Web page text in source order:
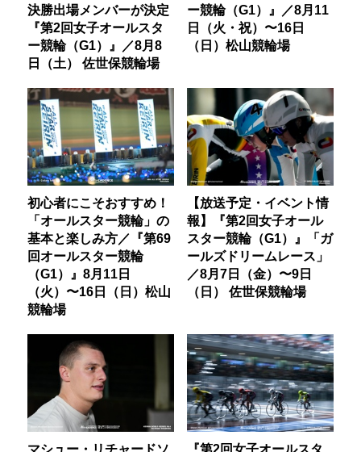
決勝出場メンバーが決定
『第2回女子オールスタ
ー競輪（G1）』／8月8
日（土） 佐世保競輪場
ー競輪（G1）』／8月11
日（火・祝）〜16日
（日）松山競輪場
初心者にこそおすすめ！
「オールスター競輪」の
基本と楽しみ方／『第69
回オールスター競輪
（G1）』8月11日
（火）〜16日（日）松山
競輪場
【放送予定・イベント情
報】『第2回女子オール
スター競輪（G1）』「ガ
ールズドリームレース」
／8月7日（金）〜9日
（日） 佐世保競輪場
マシュー・リチャードソ 『第2回女子オールスタ